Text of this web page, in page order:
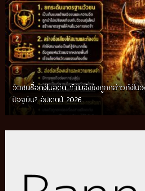
วัวชนชื่อดังในอดีต ทำไมจึงยังถูกกล่าวถึงใน
ปัจจุบัน? อัปเดตปี 2026
กติกาวัวชนสมัยก่อน วิถีการแข่งขันดั้งเดิม
ท้องถิ่น อัปเดตปี 2026